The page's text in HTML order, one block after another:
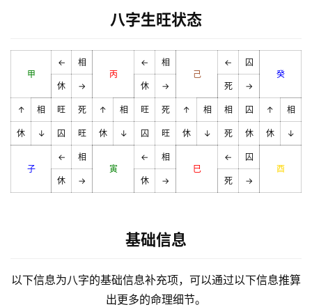
八字生旺状态
甲
←
相
丙
←
相
己
←
囚
癸
休
→ 休 → 死 →
↑ 相 旺 死 ↑ 相 旺 死 ↑ 相 相 囚 ↑ 相
休 ↓ 囚 旺 休 ↓ 囚 旺 休 ↓ 死 休 休 ↓
子
←
相
寅
←
相
巳
←
囚
酉
休
→ 休 → 死 →
基础信息
以下信息为八字的基础信息补充项，可以通过以下信息推算
出更多的命理细节。